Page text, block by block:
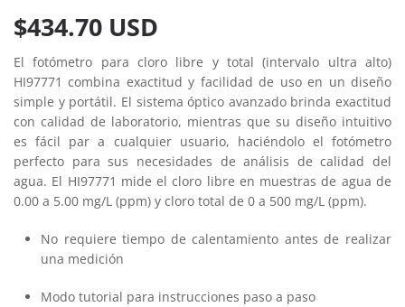
$434.70 USD
El fotómetro para cloro libre y total (intervalo ultra alto)
HI97771 combina exactitud y facilidad de uso en un diseño
simple y portátil. El sistema óptico avanzado brinda exactitud
con calidad de laboratorio, mientras que su diseño intuitivo
es fácil par a cualquier usuario, haciéndolo el fotómetro
perfecto para sus necesidades de análisis de calidad del
agua. El HI97771 mide el cloro libre en muestras de agua de
0.00 a 5.00 mg/L (ppm) y cloro total de 0 a 500 mg/L (ppm).
No requiere tiempo de calentamiento antes de realizar
una medición
Modo tutorial para instrucciones paso a paso